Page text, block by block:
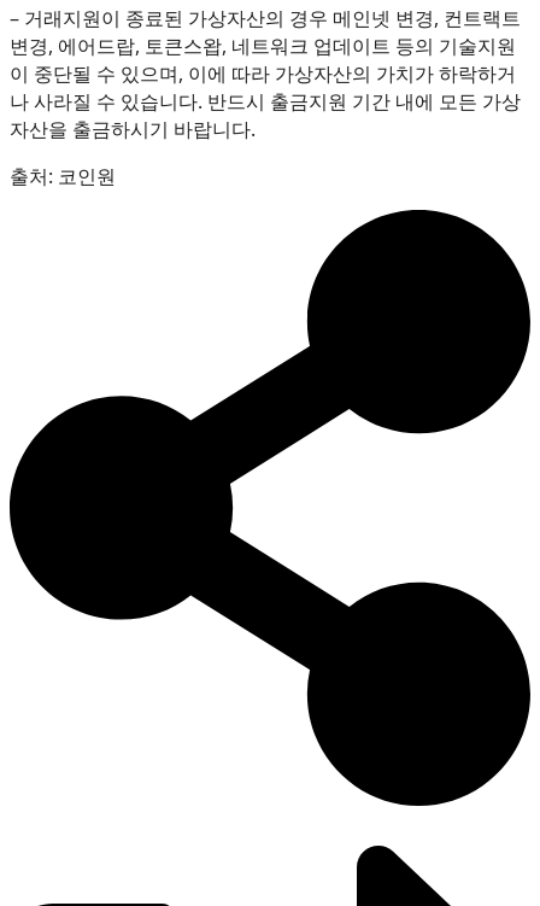
– 거래지원이 종료된 가상자산의 경우 메인넷 변경, 컨트랙트
변경, 에어드랍, 토큰스왑, 네트워크 업데이트 등의 기술지원
이 중단될 수 있으며, 이에 따라 가상자산의 가치가 하락하거
나 사라질 수 있습니다. 반드시 출금지원 기간 내에 모든 가상
자산을 출금하시기 바랍니다.
출처: 코인원